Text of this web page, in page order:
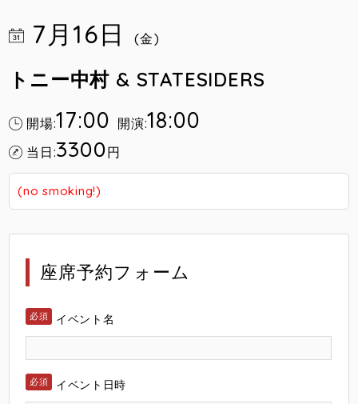
7月16日 (金)
トニー中村 & STATESIDERS
開場:17:00 開演:18:00
当日:3300円
(no smoking!)
座席予約フォーム
イベント名
イベント日時